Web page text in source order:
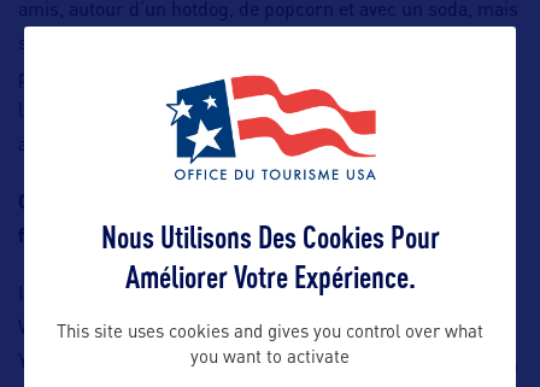
amis, autour d’un hotdog, de popcorn et avec un soda, mais
surtout on est avec les locaux dans leur quotidien. Il est
possible de voir des matchs universitaires également dans
les campus, et là on découvre la vie étudiante américaine,
avec les fanfares et les cheerleaders !
Quels sont les lieux incontournables aux USA pour les
fans de basketball ?
Il y a 30 franchises en NBA, et nous avons aussi de la
WNBA c’est TOP surtout l’été ! Tout le monde ira à New
York car le plus accessible, mais vous avez Washington DC,
Nous Utilisons Des Cookies Pour
Améliorer Votre Expérience.
This site uses cookies and gives you control over what
you want to activate